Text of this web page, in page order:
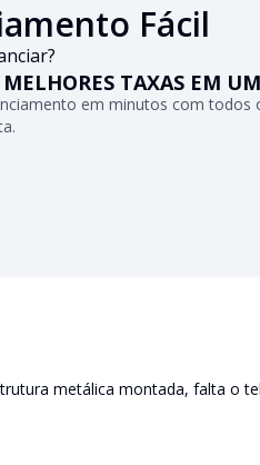
Fácil
TAXAS EM
em minutos com todos
metálica montada, falta o